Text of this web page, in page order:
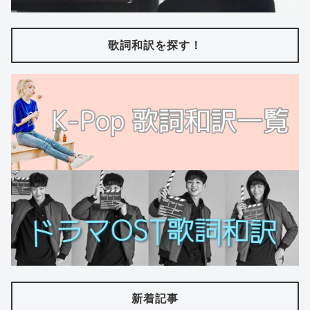
歌詞和訳を探す！
新着記事